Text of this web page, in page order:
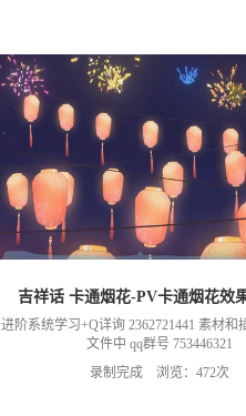
吉祥话 卡通烟花-PV卡通烟花效
进阶系统学习+Q详询 2362721441 素材和
文件中 qq群号 753446321
录制完成 浏览：472次